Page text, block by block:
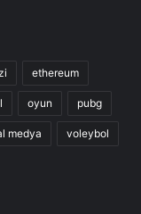
ethereum
oyun pubg
medya voleybol